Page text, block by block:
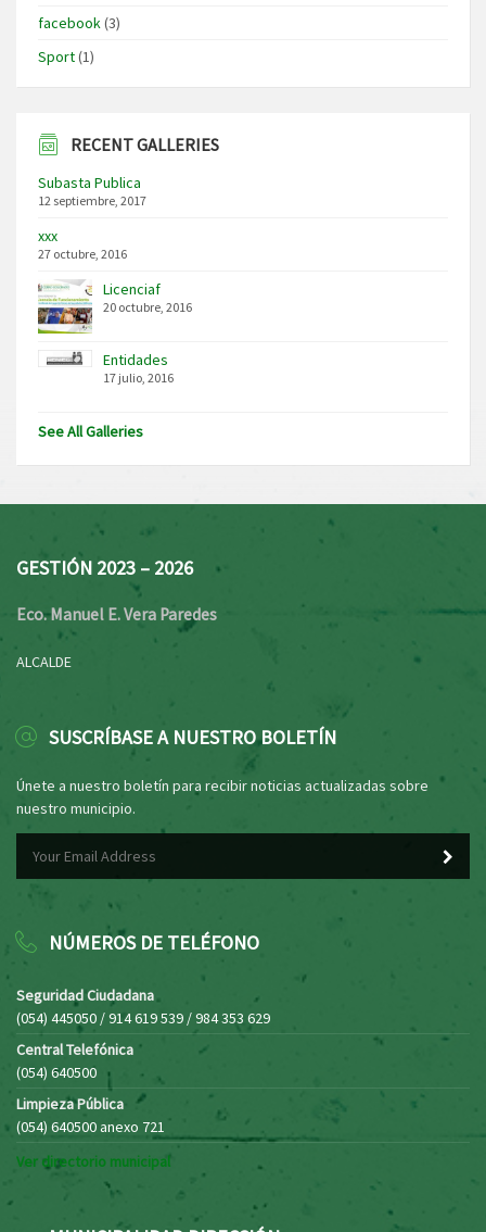
facebook(3)
Sport(1)
RECENT GALLERIES
Subasta Publica
12 septiembre, 2017
xxx
27 octubre, 2016
Licenciaf
20 octubre, 2016
Entidades
17 julio, 2016
See All Galleries
GESTIÓN 2023 – 2026
Eco. Manuel E. Vera Paredes
ALCALDE
SUSCRÍBASE A NUESTRO BOLETÍN
Únete a nuestro boletín para recibir noticias actualizadas sobre
nuestro municipio.
NÚMEROS DE TELÉFONO
Seguridad Ciudadana
(054) 445050 / 914 619 539 / 984 353 629
Central Telefónica
(054) 640500
Limpieza Pública
(054) 640500 anexo 721
Ver directorio municipal